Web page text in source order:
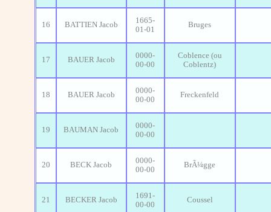
16 BATTIEN Jacob
1665-
01-01
Bruges
17 BAUER Jacob
0000-
00-00
Coblence (ou
Coblentz)
18 BAUER Jacob
0000-
00-00
Freckenfeld
19 BAUMAN Jacob
0000-
00-00
20 BECK Jacob
0000-
00-00
BrÃ¼gge
21 BECKER Jacob
1691-
00-00
Coussel